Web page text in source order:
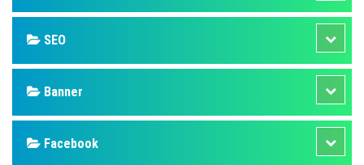
SEO
Banner
Facebook